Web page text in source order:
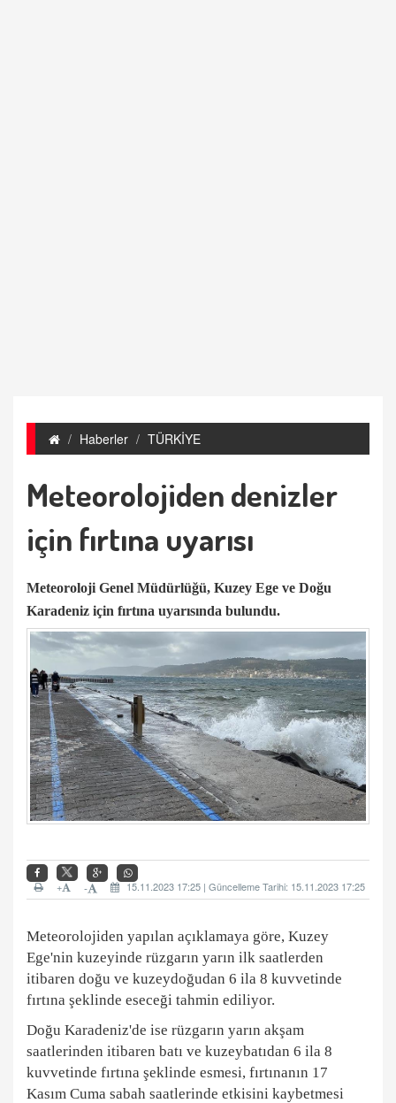
Haberler TÜRKİYE
Meteorolojiden denizler
için fırtına uyarısı
Meteoroloji Genel Müdürlüğü, Kuzey Ege ve Doğu
Karadeniz için fırtına uyarısında bulundu.
15.11.2023 17:25 | Güncelleme Tarihi: 15.11.2023 17:25
-
+
Meteorolojiden yapılan açıklamaya göre, Kuzey
Ege'nin kuzeyinde rüzgarın yarın ilk saatlerden
itibaren doğu ve kuzeydoğudan 6 ila 8 kuvvetinde
fırtına şeklinde eseceği tahmin ediliyor.
Doğu Karadeniz'de ise rüzgarın yarın akşam
saatlerinden itibaren batı ve kuzeybatıdan 6 ila 8
kuvvetinde fırtına şeklinde esmesi, fırtınanın 17
Kasım Cuma sabah saatlerinde etkisini kaybetmesi